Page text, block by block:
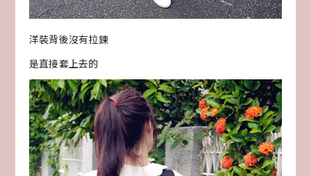
洋裝背後沒有拉鍊
是直接套上去的